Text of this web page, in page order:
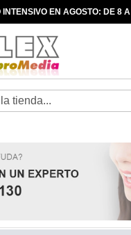
INTENSIVO EN AGOSTO: DE 8